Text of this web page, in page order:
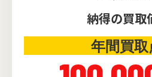
納得の買取
年間買取